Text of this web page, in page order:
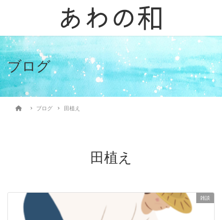
ブログ
ブログ 田植え
田植え
雑談